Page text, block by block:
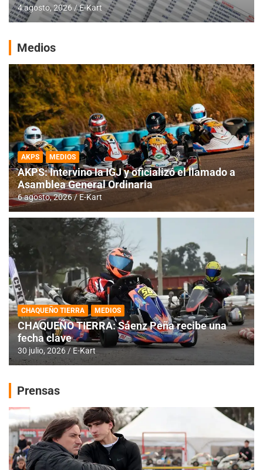
4 agosto, 2026 E-Kart
Medios
AKPS MEDIOS
AKPS: Intervino la IGJ y oficializó el llamado a
Asamblea General Ordinaria
6 agosto, 2026 E-Kart
CHAQUEÑO TIERRA MEDIOS
CHAQUEÑO TIERRA: Sáenz Peña recibe una
fecha clave
30 julio, 2026 E-Kart
Prensas